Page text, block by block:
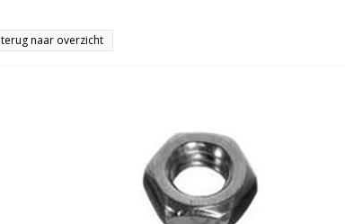
terug naar overzicht